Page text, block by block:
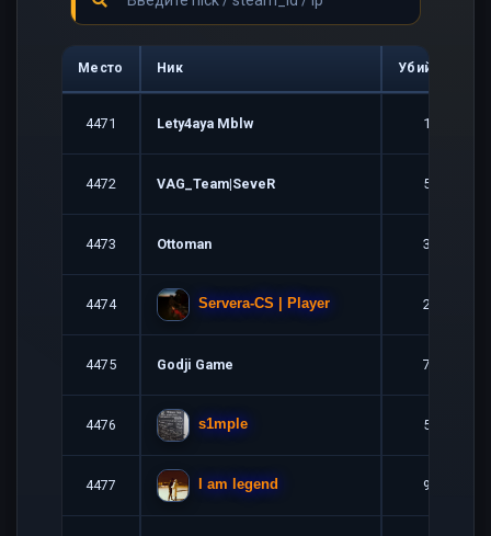
Место Ник Убийств
4471 Lety4aya Mblw 1
4472 VAG_Team|SeveR 5
4473 Ottoman 3
4474 Servera-CS | Player 2
4475 Godji Game 7
4476 s1mple 5
4477 I am legend 9